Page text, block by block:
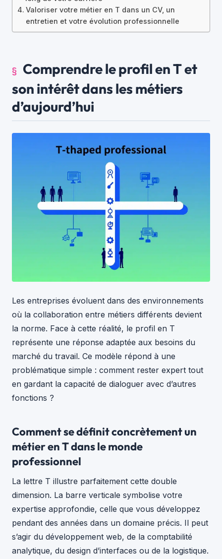
Valoriser votre métier en T dans un CV, un
entretien et votre évolution professionnelle
Comprendre le profil en T et
son intérêt dans les métiers
d’aujourd’hui
Les entreprises évoluent dans des environnements
où la collaboration entre métiers différents devient
la norme. Face à cette réalité, le profil en T
représente une réponse adaptée aux besoins du
marché du travail. Ce modèle répond à une
problématique simple : comment rester expert tout
en gardant la capacité de dialoguer avec d’autres
fonctions ?
Comment se définit concrètement un
métier en T dans le monde
professionnel
La lettre T illustre parfaitement cette double
dimension. La barre verticale symbolise votre
expertise approfondie, celle que vous développez
pendant des années dans un domaine précis. Il peut
s’agir du développement web, de la comptabilité
analytique, du design d’interfaces ou de la logistique.